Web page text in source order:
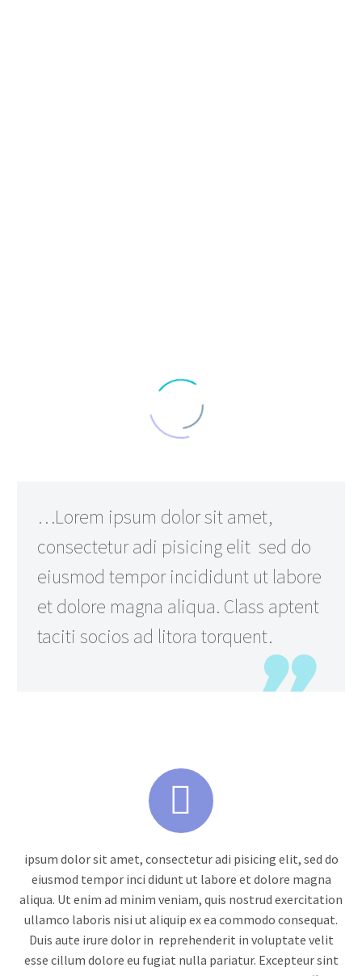
…Lorem ipsum dolor sit amet,
consectetur adi pisicing elit sed do
eiusmod tempor incididunt ut labore
et dolore magna aliqua. Class aptent
taciti socios ad litora torquent.


ipsum dolor sit amet, consectetur adi pisicing elit, sed do
eiusmod tempor inci didunt ut labore et dolore magna
aliqua. Ut enim ad minim veniam, quis nostrud exercitation
ullamco laboris nisi ut aliquip ex ea commodo consequat.
Duis aute irure dolor in reprehenderit in voluptate velit
esse cillum dolore eu fugiat nulla pariatur. Excepteur sint